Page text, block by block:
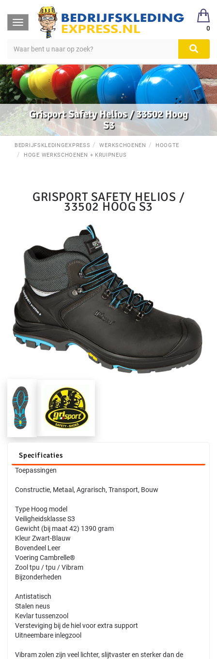
Toggle
navigation
0
Grisport Safety Helios / 33502 Hoog
S3
BEDRIJFSKLEDINGEXPRESS WERKSCHOENEN
HOOGTE
HOGE WERKSCHOENEN + KRUIPNEUS
GRISPORT SAFETY HELIOS /
33502 HOOG S3
Specificaties
Toepassingen
Constructie, Metaal, Agrarisch, Transport, Bouw
Type Hoog model
Veiligheidsklasse S3
Gewicht (bij maat 42) 1390 gram
Kleur Zwart-Blauw
Bovendeel Leer
Voering Cambrelle®
Zool tpu / tpu / Vibram
Bijzonderheden
Antistatisch
Stalen neus
Kevlar tussenzool
Versteviging bij de hiel voor extra support
Uitneembare inlegzool
Vibram zolen zijn veel lichter, slijtvaster en sterker dan de